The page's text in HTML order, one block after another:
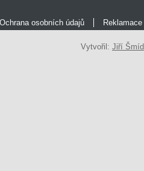
Ochrana osobních údajů Reklamace
Vytvořil: Jiří Šmíd